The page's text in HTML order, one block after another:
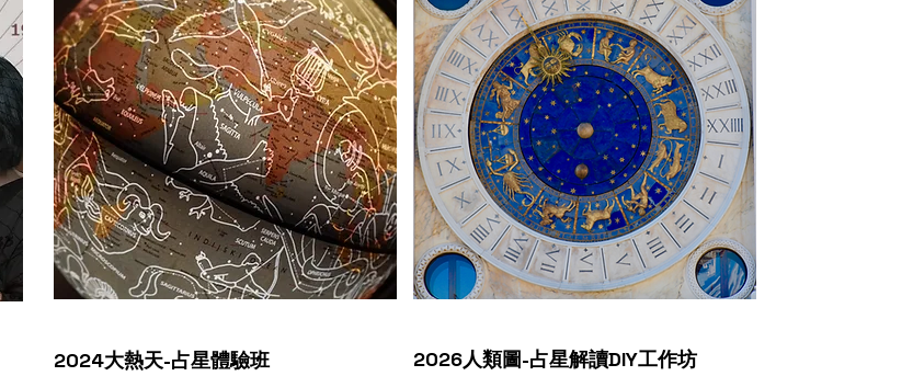
2024大熱天-占星體驗班
2026人類圖-占星解讀DIY工作坊